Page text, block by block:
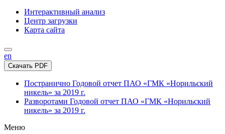
Интерактивный анализ
Центр загрузки
Карта сайта
en
Скачать PDF
Постранично Годовой отчет ПАО «ГМК «Норильский
никель» за 2019 г.
Разворотами Годовой отчет ПАО «ГМК «Норильский
никель» за 2019 г.
Меню